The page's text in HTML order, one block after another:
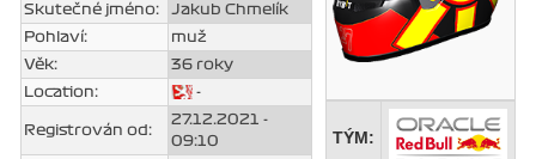
Skutečné jméno:
Jakub Chmelík
Pohlaví:
muž
Věk:
36 roky
Location:
-
Registrován od:
27.12.2021 -
09:10
TÝM: